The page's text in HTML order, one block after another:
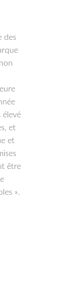
des
élevé
et
et
être
».